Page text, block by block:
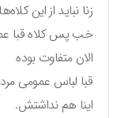
زنا نباید از این
خب پس کلاه قبا
الان متفاوت بوده
قبا لباس عمومی
اینا هم نداشتش.